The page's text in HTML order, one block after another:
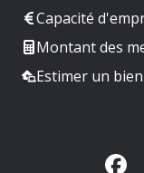
Capacité
Montant des
Estimer un bien